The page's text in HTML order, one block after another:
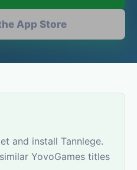
App Store
and install Tannlege.
YovoGames titles